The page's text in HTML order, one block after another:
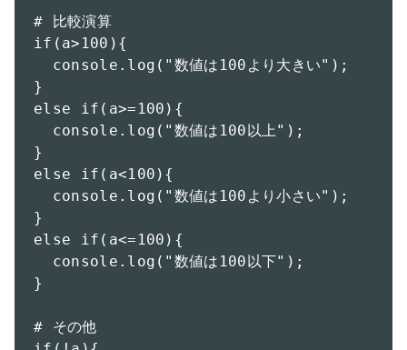
# 比較演算
if(a>100){
  console.log("数値は100より大きい");
}
else if(a>=100){
  console.log("数値は100以上");
}
else if(a<100){
  console.log("数値は100より小さい");
}
else if(a<=100){
  console.log("数値は100以下");
}
# その他